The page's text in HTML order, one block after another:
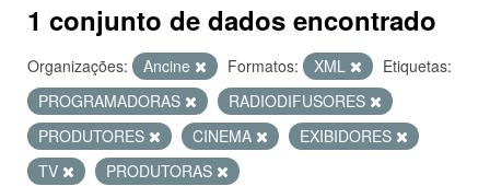
1 conjunto de dados encontrado
Organizações: Ancine Formatos: XML
Etiquetas:
PROGRAMADORAS
RADIODIFUSORES
PRODUTORES
CINEMA
EXIBIDORES
TV
PRODUTORAS